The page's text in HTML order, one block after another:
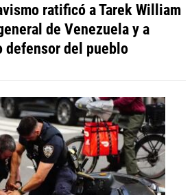
ratificó a Tarek William
de Venezuela y a
defensor del pueblo